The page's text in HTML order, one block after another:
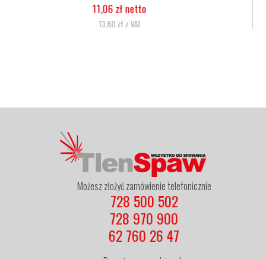
5,07 zł netto
6,24 zł z VAT
Możesz złożyć zamówienie telefonicznie
728 500 502
728 970 900
62 760 26 47